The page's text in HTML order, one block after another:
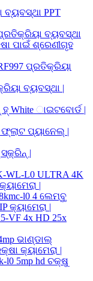
ବ୍ୟବସ୍ଥା PPT
ବ୍ୟବସ୍ଥା
ପାଇଁ ଶ୍ରେଣୀଗୃହ
ପ୍ରତିକ୍ରିୟା
ବ୍ୟବସ୍ଥା |
White ାଇଟବୋର୍ଡ |
ପ୍ୟାନେଲ୍ |
|
WL-L0 ULTRA 4K
|
l0 4 ଲେମ୍ବୁ
କ୍ୟାମେରା |
VF 4x HD 25x
ଭାଣ୍ଡାଲ୍
କ୍ୟାମେରା |
l0 5mp hd ଚକ୍ଷୁ